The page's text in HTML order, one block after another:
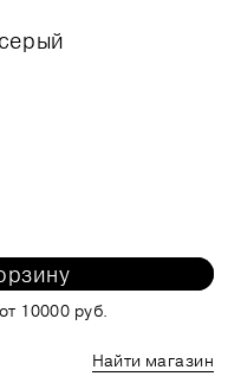
10000 руб.
Найти магазин